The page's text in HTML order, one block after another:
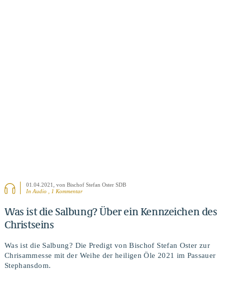
01.04.2021
, von Bischof Stefan Oster SDB
In Audio , 1 Kommentar
Was ist die Salbung? Über ein Kennzeichen des
Christseins
Was ist die Salbung? Die Predigt von Bischof Stefan Oster zur
Chrisammesse mit der Weihe der heiligen Öle 2021 im Passauer
Stephansdom.